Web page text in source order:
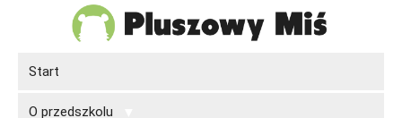
Start
O przedszkolu